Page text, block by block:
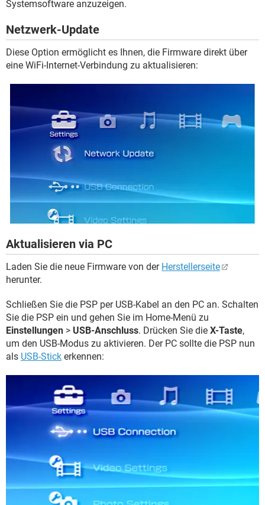
Systemsoftware anzuzeigen.
Netzwerk-Update
Diese Option ermöglicht es Ihnen, die Firmware direkt über
eine WiFi-Internet-Verbindung zu aktualisieren:
Aktualisieren via PC
Laden Sie die neue Firmware von der Herstellerseite
herunter.
Schließen Sie die PSP per USB-Kabel an den PC an. Schalten
Sie die PSP ein und gehen Sie im Home-Menü zu
Einstellungen > USB-Anschluss. Drücken Sie die X-Taste,
um den USB-Modus zu aktivieren. Der PC sollte die PSP nun
als USB-Stick erkennen: